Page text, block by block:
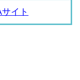
イト